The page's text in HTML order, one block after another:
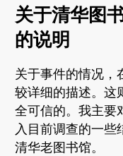
关于清华图
的说明
关于事件的情况，
较详细的描述。这
全可信的。我主要
入目前调查的一些
清华老图书馆。